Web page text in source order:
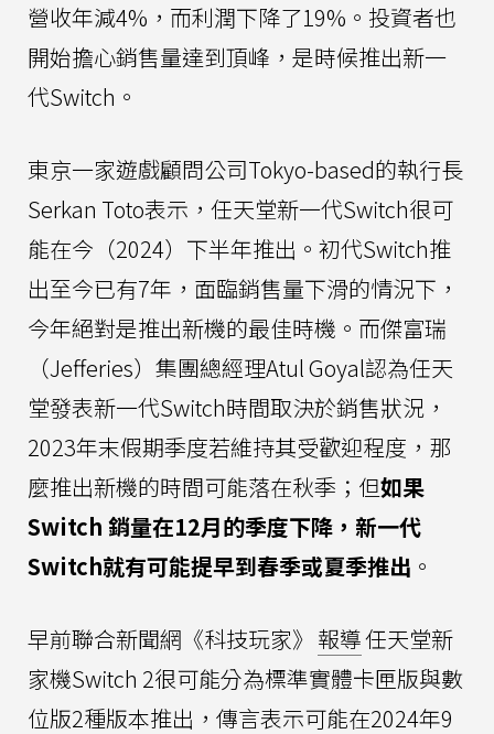
營收年減4%，而利潤下降了19%。投資者也
開始擔心銷售量達到頂峰，是時候推出新一
代Switch。
東京一家遊戲顧問公司Tokyo-based的執行長
Serkan Toto表示，任天堂新一代Switch很可
能在今（2024）下半年推出。初代Switch推
出至今已有7年，面臨銷售量下滑的情況下，
今年絕對是推出新機的最佳時機。而傑富瑞
（Jefferies）集團總經理Atul Goyal認為任天
堂發表新一代Switch時間取決於銷售狀況，
2023年末假期季度若維持其受歡迎程度，那
麼推出新機的時間可能落在秋季；但如果
Switch 銷量在12月的季度下降，新一代
Switch就有可能提早到春季或夏季推出 。
早前聯合新聞網《科技玩家》 報導任天堂新
家機Switch 2很可能分為標準實體卡匣版與數
位版2種版本推出，傳言表示可能在2024年9